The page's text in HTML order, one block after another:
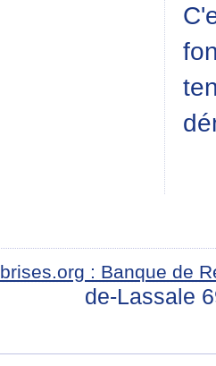
brises.org : Banque de
de-Lassale